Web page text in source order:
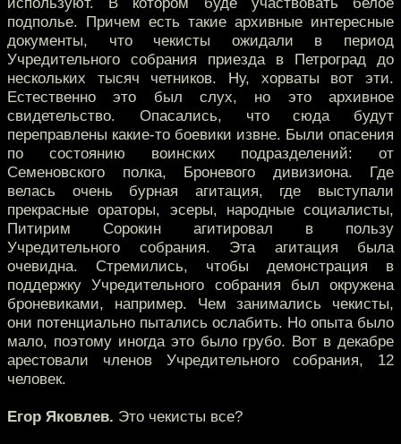
подполье. Причем есть такие архивные интересные
документы, что чекисты ожидали в период
Учредительного собрания приезда в Петроград до
нескольких тысяч четников. Ну, хорваты вот эти.
Естественно это был слух, но это архивное
свидетельство. Опасались, что сюда будут
переправлены какие-то боевики извне. Были опасения
по состоянию воинских подразделений: от
Семеновского полка, Броневого дивизиона. Где
велась очень бурная агитация, где выступали
прекрасные ораторы, эсеры, народные социалисты,
Питирим Сорокин агитировал в пользу
Учредительного собрания. Эта агитация была
очевидна. Стремились, чтобы демонстрация в
поддержку Учредительного собрания был окружена
броневиками, например. Чем занимались чекисты,
они потенциально пытались ослабить. Но опыта было
мало, поэтому иногда это было грубо. Вот в декабре
арестовали членов Учредительного собрания, 12
человек.
Егор Яковлев. Это чекисты все?